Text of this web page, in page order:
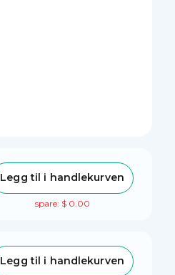
Legg til i handlekurven
spare: $ 0.00
Legg til i handlekurven